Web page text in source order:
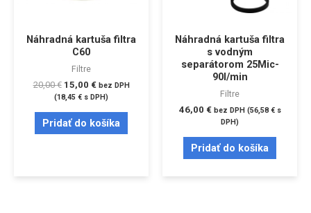
Náhradná kartuša filtra
C60
Filtre
20,00€ 15,00 € bez DPH
(18,45 € s DPH)
Pridať do košíka
Náhradná kartuša filtra
s vodným
separátorom 25Mic-
90l/min
Filtre
46,00 € bez DPH (56,58 €s
DPH)
Pridať do košíka